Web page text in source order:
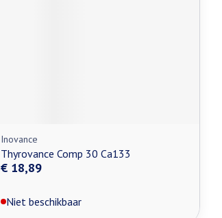
Inovance
Thyrovance Comp 30 Ca133
€ 18,89
Niet beschikbaar